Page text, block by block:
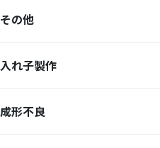
その他
入れ子製作
成形不良